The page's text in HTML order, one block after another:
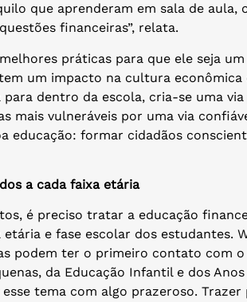
que aprenderam em sala de aula,
financeiras”, relata.
práticas para que ele seja
um impacto na cultura econômica
dentro da escola, cria-se uma via
mais vulneráveis por uma via
educação: formar cidadãos
a cada faixa etária
é preciso tratar a educação
e fase escolar dos estudantes.
podem ter o primeiro contato com
da Educação Infantil e dos
tema com algo prazeroso. Trazer